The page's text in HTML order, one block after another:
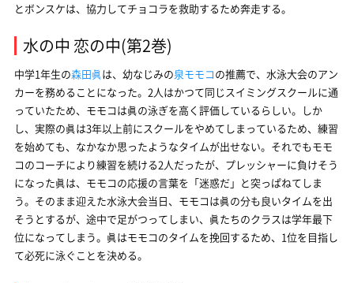
とボンスケは、協力してチョコラを救助するため奔走する。
水の中 恋の中(第2巻)
中学1年生の森田眞は、幼なじみの泉モモコの推薦で、水泳大会のアン
カーを務めることになった。2人はかつて同じスイミングスクールに通
っていたため、モモコは眞の泳ぎを高く評価しているらしい。しか
し、実際の眞は3年以上前にスクールをやめてしまっているため、練習
を始めても、なかなか思ったようなタイムが出せない。それでもモモ
コのコーチにより練習を続ける2人だったが、プレッシャーに負けそう
になった眞は、モモコの応援の言葉を「迷惑だ」と突っぱねてしま
う。そのまま迎えた水泳大会当日、モモコは眞の分も良いタイムを出
そうとするが、途中で足がつってしまい、眞たちのクラスは学年最下
位になってしまう。眞はモモコのタイムを挽回するため、1位を目指し
て必死に泳ぐことを決める。